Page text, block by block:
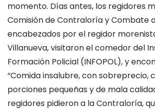
momento. Días antes, los regidores
Comisión de Contraloría y Combate
encabezados por el regidor
Villanueva, visitaron el comedor del
Formación Policial (INFOPOL), y
“Comida insalubre, con sobreprecio,
porciones pequeñas y de mala
regidores pidieron a la Contraloría,